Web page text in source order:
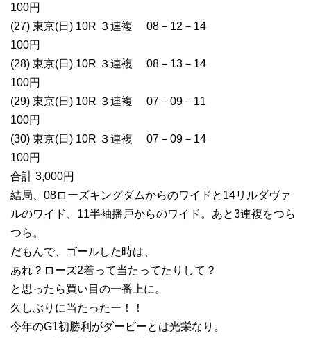
100円
(27) 東京(日) 10R ３連複 08－12－14
100円
(28) 東京(日) 10R ３連複 08－13－14
100円
(29) 東京(日) 10R ３連複 07－09－11
100円
(30) 東京(日) 10R ３連複 07－09－14
100円
合計 3,000円
結局、08ローズキングダムからのワイドと14リルダヴァ
ルのワイド、11半袖播戸からのワイド。あと3連複をつら
つら。
だもんで、ゴールした時は、
あれ？ローズ2着って当たってたりして？
と思ったら買い目の一番上に。
久しぶりに当たったー！！
今年のG1初勝利がダービーとは光栄なり。